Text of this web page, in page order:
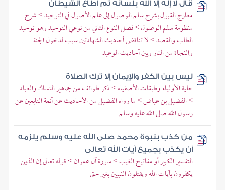
قال لا إله إلا الله بلسانه ثم أطاع الشيطان
معارج القبول بشرح سلم الوصول إلى علم الأصول في التوحيد > شرح
منظومة سلم الوصول > فصل النوع الثاني من نوعي التوحيد وهو توحيد
الطلب والقصد > لا تناقض أحاديث الشهادتين سبب لدخول الجنة
والنجاة من النار وبين أحاديث الوعيد
ليس بين الكفر والإيمان إلا ترك الصلاة
حلية الأولياء وطبقات الأصفياء > ذكر طوائف من جماهير النساك والعباد
> الفضيل بن عياض > ما رواه الفضيل من الأحاديث عن أئمة التابعين عن
رسول الله صلى الله عليه وسلم
من كذب بنبوة محمد صلى الله عليه وسلم يلزمه
أن يكذب بجميع آيات الله تعالى
التفسير الكبير أو مفاتيح الغيب > سورة آل عمران > قوله تعالى إن الذين
يكفرون بآيات الله ويقتلون النبيين بغير حق